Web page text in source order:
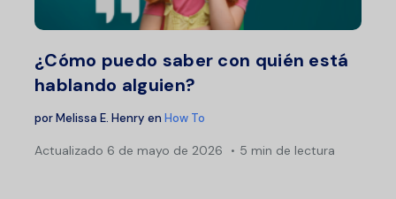
¿Cómo puedo saber con quién está
hablando alguien?
porMelissa E. Henry en How To
Actualizado 6 de mayo de 2026 5 min de lectura